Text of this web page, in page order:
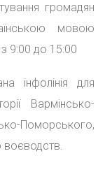
громадян
мовою
9:00 до 15:00
інфолінія для
Вармінсько-
Поморського,
воєводств.